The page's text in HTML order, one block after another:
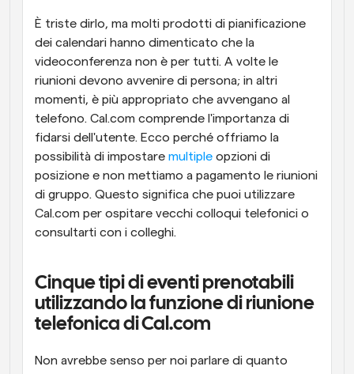
È triste dirlo, ma molti prodotti di pianificazione
dei calendari hanno dimenticato che la
videoconferenza non è per tutti. A volte le
riunioni devono avvenire di persona; in altri
momenti, è più appropriato che avvengano al
telefono. Cal.com comprende l'importanza di
fidarsi dell'utente. Ecco perché offriamo la
possibilità di impostare multiple opzioni di
posizione e non mettiamo a pagamento le riunioni
di gruppo. Questo significa che puoi utilizzare
Cal.com per ospitare vecchi colloqui telefonici o
consultarti con i colleghi.
Cinque tipi di eventi prenotabili
utilizzando la funzione di riunione
telefonica di Cal.com
Non avrebbe senso per noi parlare di quanto